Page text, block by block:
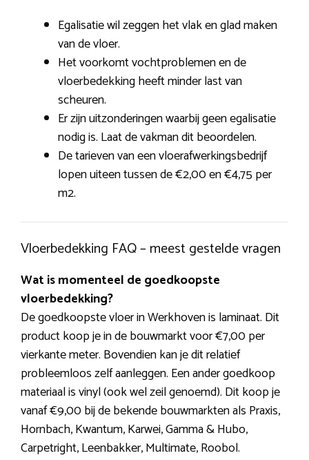
Egalisatie wil zeggen het vlak en glad maken
van de vloer.
Het voorkomt vochtproblemen en de
vloerbedekking heeft minder last van
scheuren.
Er zijn uitzonderingen waarbij geen egalisatie
nodig is. Laat de vakman dit beoordelen.
De tarieven van een vloerafwerkingsbedrijf
lopen uiteen tussen de €2,00 en €4,75 per
m2.
Vloerbedekking FAQ – meest gestelde vragen
Wat is momenteel de goedkoopste
vloerbedekking?
De goedkoopste vloer in Werkhoven is laminaat. Dit
product koop je in de bouwmarkt voor €7,00 per
vierkante meter. Bovendien kan je dit relatief
probleemloos zelf aanleggen. Een ander goedkoop
materiaal is vinyl (ook wel zeil genoemd). Dit koop je
vanaf €9,00 bij de bekende bouwmarkten als Praxis,
Hornbach, Kwantum, Karwei, Gamma & Hubo,
Carpetright, Leenbakker, Multimate, Roobol.